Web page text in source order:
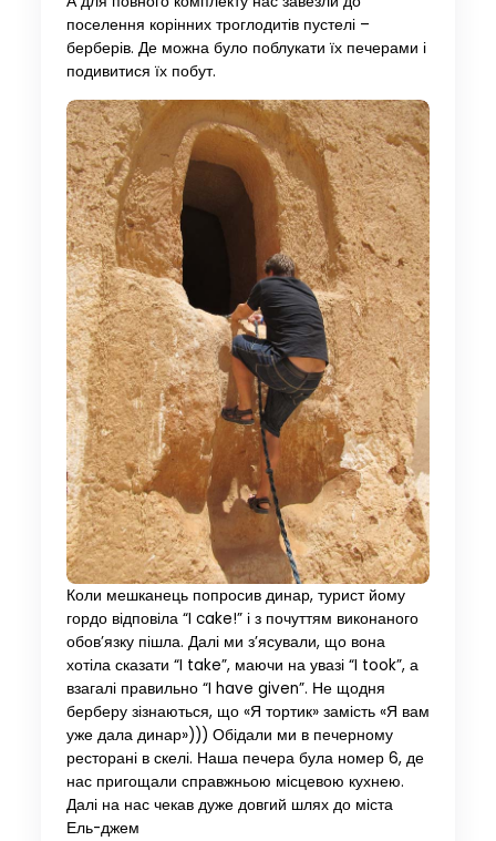
поселення корінних троглодитів пустелі –
берберів. Де можна було поблукати їх печерами і
подивитися їх побут.
Коли мешканець попросив динар, турист йому
гордо відповіла “I cake!” і з почуттям виконаного
обов’язку пішла. Далі ми з’ясували, що вона
хотіла сказати “I take”, маючи на увазі “I took”, а
взагалі правильно “I have given”. Не щодня
берберу зізнаються, що «Я тортик» замість «Я вам
уже дала динар»))) Обідали ми в печерному
ресторані в скелі. Наша печера була номер 6, де
нас пригощали справжньою місцевою кухнею.
Далі на нас чекав дуже довгий шлях до міста
Ель-джем